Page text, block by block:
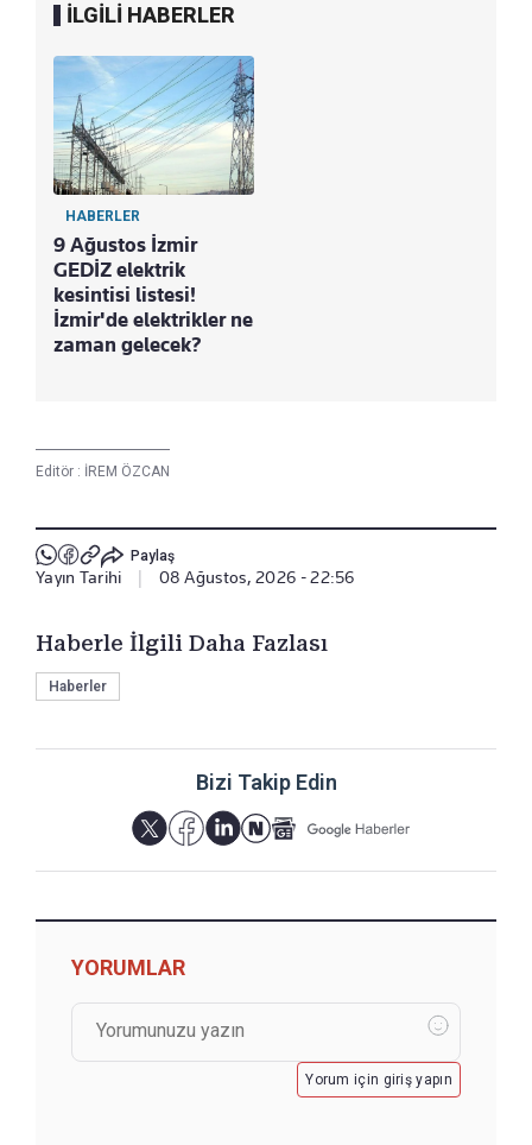
İLGİLİ HABERLER
HABERLER
9 Ağustos İzmir
GEDİZ elektrik
kesintisi listesi!
İzmir'de elektrikler ne
zaman gelecek?
Editör : İREM ÖZCAN
Paylaş
Yayın Tarihi 08 Ağustos, 2026 - 22:56
Haberle İlgili Daha Fazlası
Haberler
Bizi Takip Edin
YORUMLAR
Yorum için giriş yapın